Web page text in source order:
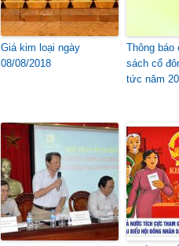
Giá kim loại ngày
08/08/2018
Thông báo
sách cổ
tức năm